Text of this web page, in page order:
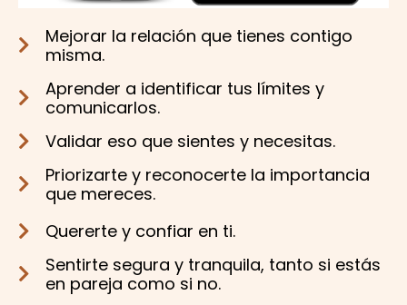
Mejorar la relación que tienes contigo
misma.
Aprender a identificar tus límites y
comunicarlos.
Validar eso que sientes y necesitas.
Priorizarte y reconocerte la importancia
que mereces.
Quererte y confiar en ti.
Sentirte segura y tranquila, tanto si estás
en pareja como si no.